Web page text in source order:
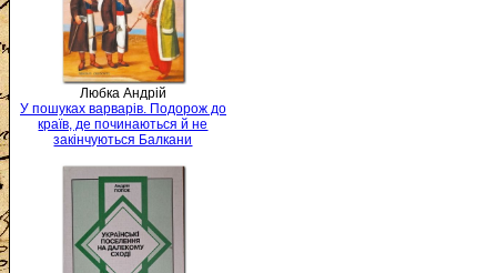
Любка Андрій
У пошуках варварів. Подорож до
країв, де починаються й не
закінчуються Балкани